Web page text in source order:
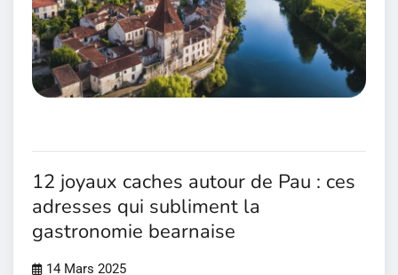
12 joyaux caches autour de Pau : ces
adresses qui subliment la
gastronomie bearnaise
14 Mars 2025